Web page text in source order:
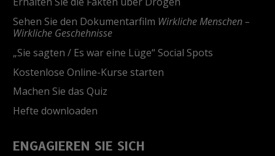
Sehen Sie den Dokumentarfilm Wirkliche Menschen –
Wirkliche Geschehnisse
„Sie sagten / Es war eine Lüge“ Social Spots
Kostenlose Online-Kurse starten
Machen Sie das Quiz
Hefte downloaden
ENGAGIEREN SIE SICH